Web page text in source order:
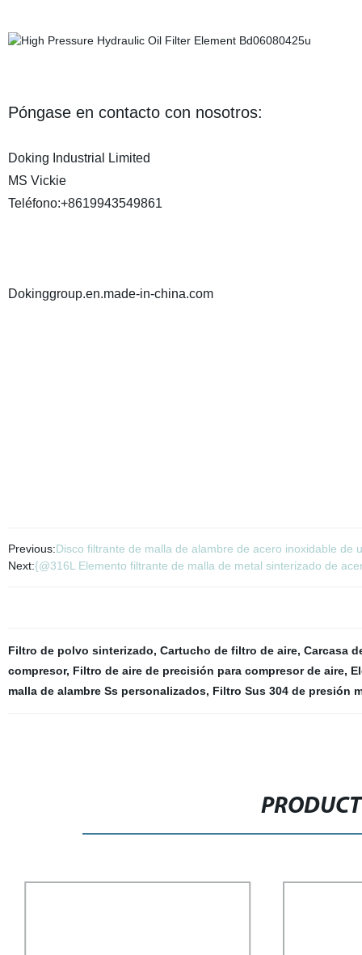
Póngase en contacto con nosotros:
Doking Industrial Limited
MS Vickie
Teléfono:+8619943549861
Dokinggroup.en.made-in-china.com
Previous:Disco filtrante de malla de alambre de acero inoxidable de
Next:{@316L Elemento filtrante de malla de metal sinterizado de
Filtro de polvo sinterizado, Cartucho de filtro de aire, Carcasa
compresor, Filtro de aire de precisión para compresor de aire,
malla de alambre Ss personalizados, Filtro Sus 304 de presión